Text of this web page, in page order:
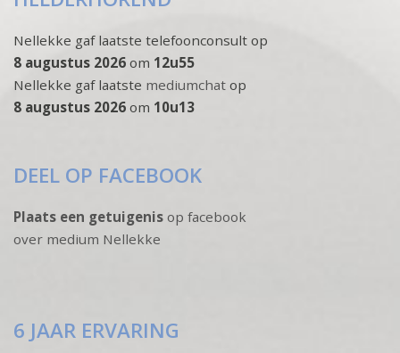
Nellekke gaf laatste telefoonconsult op
8 augustus 2026 om 12u55
Nellekke gaf laatste mediumchat op
8 augustus 2026 om 10u13
DEEL OP FACEBOOK
Plaats een getuigenis op facebook
over medium Nellekke
6 JAAR ERVARING